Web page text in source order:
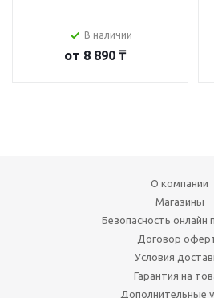
В наличии
от 8 890 ₸
О компании
Магазины
Безопасность онлайн
Договор
Условия
Гарантия на
Дополнительные